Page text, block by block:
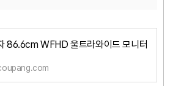
86.6cm WFHD 울트라와이드 모니터